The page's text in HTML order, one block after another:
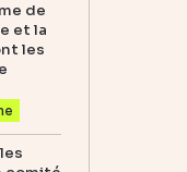
de
et la
les